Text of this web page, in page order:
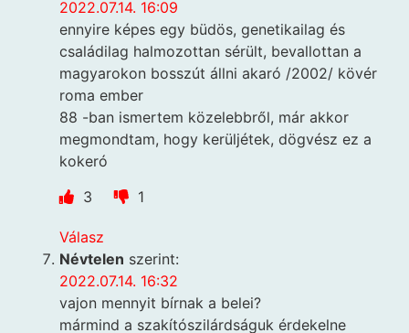
2022.07.14. 16:09
ennyire képes egy büdös, genetikailag és
családilag halmozottan sérült, bevallottan a
magyarokon bosszút állni akaró /2002/ kövér
roma ember
88 -ban ismertem közelebbről, már akkor
megmondtam, hogy kerüljétek, dögvész ez a
kokeró
3
1
Válasz
Névtelen szerint:
2022.07.14. 16:32
vajon mennyit bírnak a belei?
mármind a szakítószilárdságuk érdekelne